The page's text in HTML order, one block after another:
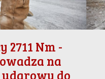
Nm -
na
do